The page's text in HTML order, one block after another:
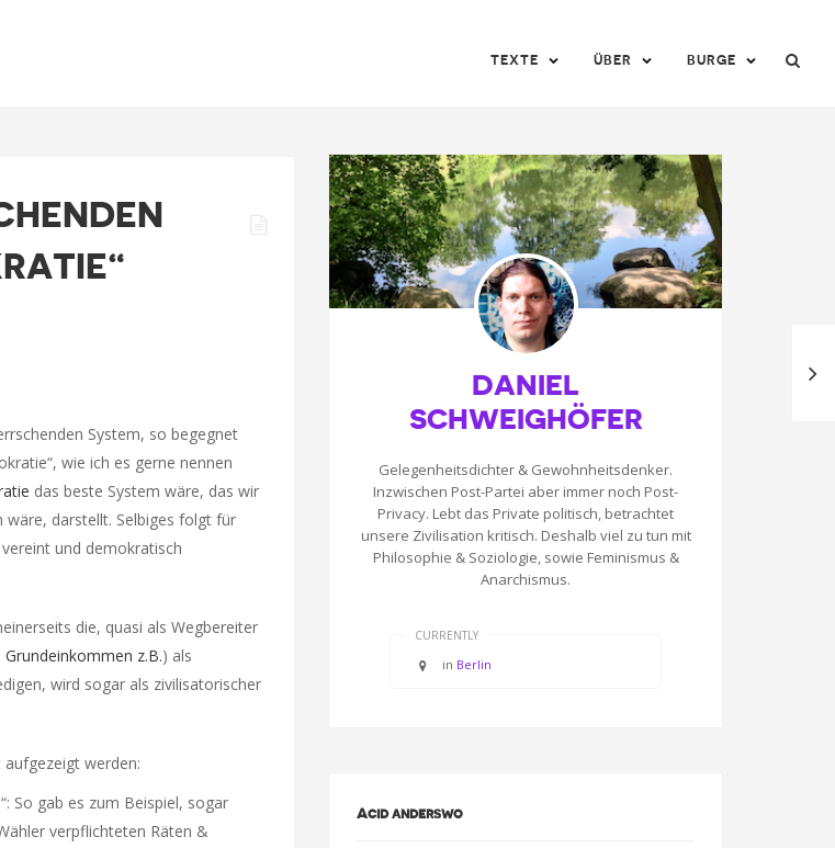
TEXTE ÜBER BURGE
System, so begegnet
wie ich es gerne nennen
das beste System wäre, das wir
darstellt. Selbiges folgt für
und demokratisch
die, quasi als Wegbereiter
z.B.) als
wird sogar als zivilisatorischer
werden:
So gab es zum Beispiel, sogar
verpflichteten Räten &
DANIEL
SCHWEIGHÖFER
Gelegenheitsdichter & Gewohnheitsdenker.
Inzwischen Post-Partei aber immer noch Post-
Privacy. Lebt das Private politisch, betrachtet
unsere Zivilisation kritisch. Deshalb viel zu tun mit
Philosophie & Soziologie, sowie Feminismus &
Anarchismus.
CURRENTLY
in Berlin
Acid anderswo